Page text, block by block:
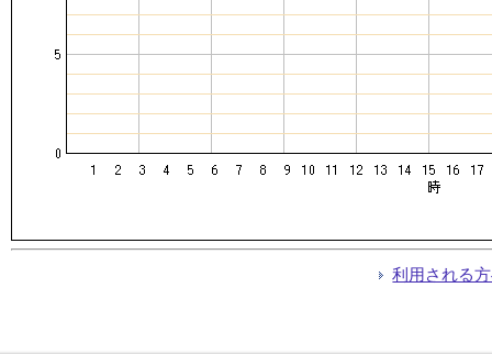
利用される